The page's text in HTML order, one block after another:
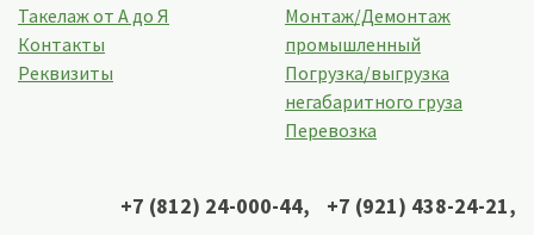
Такелаж от А до Я
Контакты
Реквизиты
Монтаж/Демонтаж
промышленный
Погрузка/выгрузка
негабаритного груза
Перевозка
+7 (812) 24-000-44, +7 (921) 438-24-21,